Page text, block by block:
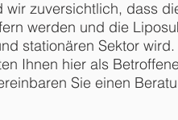
wir zuversichtlich, dass
werden und die
stationären Sektor wird.
Ihnen hier als
Sie einen